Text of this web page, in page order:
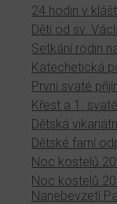
24 hodin v
Děti od sv.
Setkání rodin
Katechetická
První svaté
Křest a 1.
Dětská
Dětské farní
Noc kostelů
Noc kostelů
Nanebevzetí